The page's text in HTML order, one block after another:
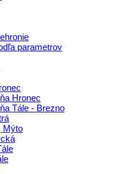
parametrov
Hronec
Tále - Brezno
Mýto